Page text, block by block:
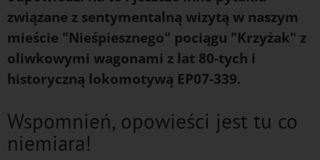
związane z sentymentalną wizytą w naszym
mieście "Nieśpiesznego" pociągu "Krzyżak" z
oliwkowymi wagonami z lat 80-tych i
historyczną lokomotywą EP07-339.
Wspomnień, opowieści jest tu co
niemiara!